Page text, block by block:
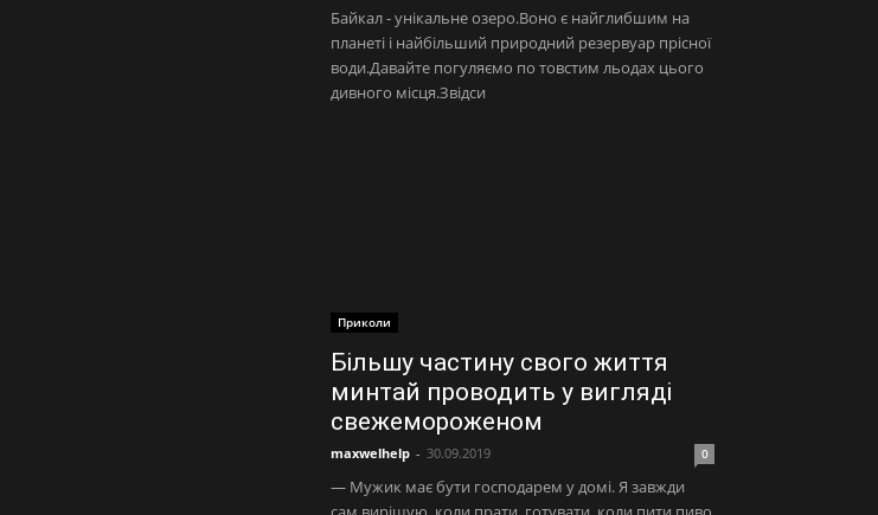
Байкал - унікальне озеро.Воно є найглибшим на
планеті і найбільший природний резервуар прісної
води.Давайте погуляємо по товстим льодах цього
дивного місця.Звідси
Приколи
Більшу частину свого життя
минтай проводить у вигляді
свежемороженом
maxwelhelp - 30.09.2019 0
— Мужик має бути господарем у домі. Я завжди